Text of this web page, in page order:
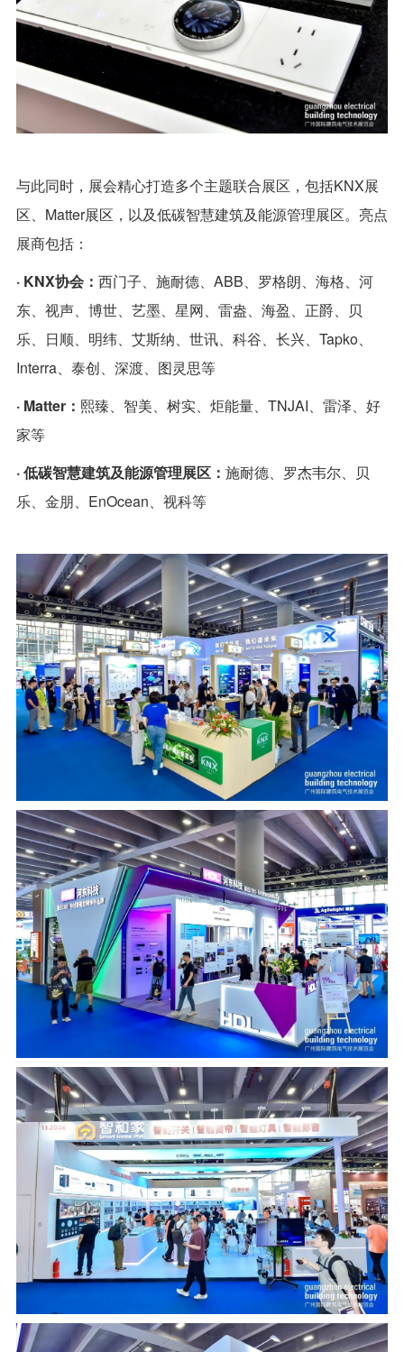
与此同时，展会精心打造多个主题联合展区，包括KNX展
区、Matter展区，以及低碳智慧建筑及能源管理展区。亮点
展商包括：
· KNX协会： 西门子、施耐德、ABB、罗格朗、海格、河
东、视声、博世、艺墨、星网、雷盎、海盈、正爵、贝
乐、日顺、明纬、艾斯纳、世讯、科谷、长兴、Tapko、
Interra、泰创、深渡、图灵思等
· Matter： 熙臻、智美、树实、炬能量、TNJAI、雷泽、好
家等
· 低碳智慧建筑及能源管理展区： 施耐德、罗杰韦尔、贝
乐、金朋、EnOcean、视科等